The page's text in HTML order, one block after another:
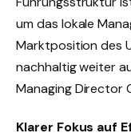
um das lokale
Marktposition des
nachhaltig weiter
Managing Director
Klarer Fokus auf